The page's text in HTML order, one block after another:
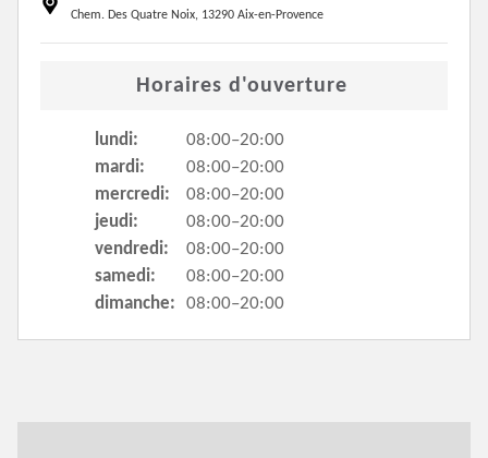
Chem. Des Quatre Noix, 13290 Aix-en-Provence
Horaires d'ouverture
lundi:
08:00–20:00
mardi:
08:00–20:00
mercredi:
08:00–20:00
jeudi:
08:00–20:00
vendredi:
08:00–20:00
samedi:
08:00–20:00
dimanche:
08:00–20:00